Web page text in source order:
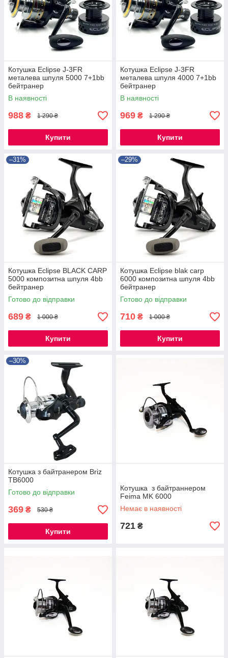
Котушка Eclipse J-3FR
металева шпуля 5000 7+1bb
бейтранер
В наявності
988 ₴ 1 290 ₴
Купити
Котушка Eclipse J-3FR
металева шпуля 4000 7+1bb
бейтранер
В наявності
969 ₴ 1 290 ₴
Купити
–31%
Котушка Eclipse BLACK CARP
5000 композитна шпуля 4bb
бейтранер
Готово до відправки
689 ₴ 1 000 ₴
Купити
–29%
Котушка Eclipse blak carp
6000 композитна шпуля 4bb
бейтранер
Готово до відправки
710 ₴ 1 000 ₴
Купити
–30%
Котушка з байтранером Briz
TB6000
Готово до відправки
369 ₴ 530 ₴
Купити
Котушка з байтраннером
Feima MK 6000
Немає в наявності
721 ₴